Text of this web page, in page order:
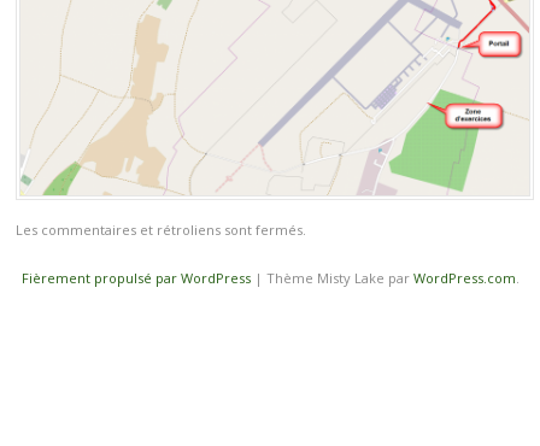
Les commentaires et rétroliens sont fermés.
Fièrement propulsé par WordPress | Thème Misty Lake par WordPress.com